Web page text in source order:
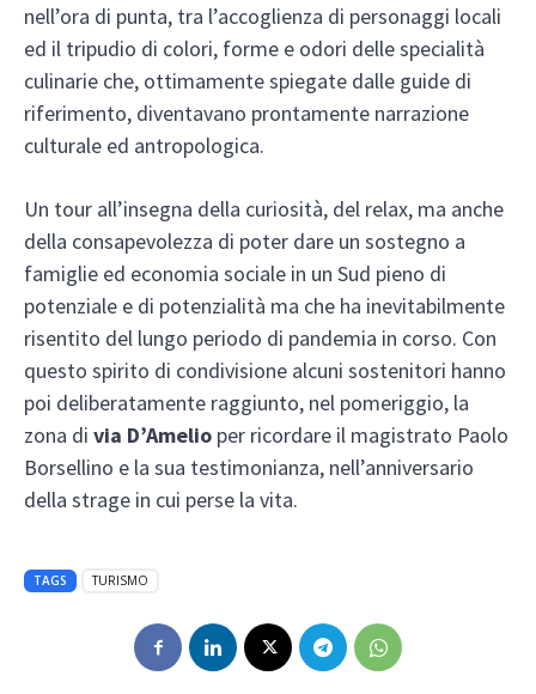
nell’ora di punta, tra l’accoglienza di personaggi locali
ed il tripudio di colori, forme e odori delle specialità
culinarie che, ottimamente spiegate dalle guide di
riferimento, diventavano prontamente narrazione
culturale ed antropologica.
Un tour all’insegna della curiosità, del relax, ma anche
della consapevolezza di poter dare un sostegno a
famiglie ed economia sociale in un Sud pieno di
potenziale e di potenzialità ma che ha inevitabilmente
risentito del lungo periodo di pandemia in corso. Con
questo spirito di condivisione alcuni sostenitori hanno
poi deliberatamente raggiunto, nel pomeriggio, la
zona di via D’Amelio per ricordare il magistrato Paolo
Borsellino e la sua testimonianza, nell’anniversario
della strage in cui perse la vita.
TAGS TURISMO